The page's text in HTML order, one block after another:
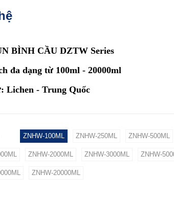
BÌNH CẦU DZTW Series
đa dạng từ 100ml - 20000ml
Lichen - Trung Quốc
ZNHW-100ML ZNHW-250ML ZNHW-500ML
ZNHW-2000ML ZNHW-3000ML ZNHW-
ZNHW-20000ML